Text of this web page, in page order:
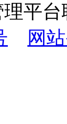
平
网